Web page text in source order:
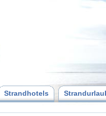
Strandhotels